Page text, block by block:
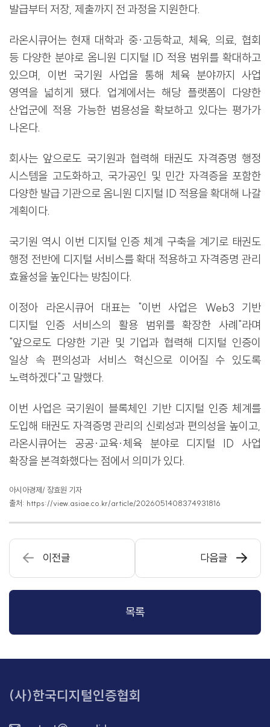
발급부터 저장, 제출까지 전 과정을 지원한다.
라온시큐어는 현재 대학과 중·고등학교, 체육, 의료, 협회
등 다양한 분야로 옴니원 디지털 ID 적용 범위를 확대하고
있으며, 이번 국기원 사업을 통해 체육 분야까지 사업
영역을 넓히게 됐다. 업계에서는 해당 플랫폼이 다양한
산업군에 적용 가능한 범용성을 확보하고 있다는 평가가
나온다.
회사는 앞으로도 국기원과 협력해 태권도 자격증명 행정
시스템을 고도화하고, 국가공인 및 민간 자격증을 포함한
다양한 발급 기관으로 옴니원 디지털 ID 적용을 확대해 나갈
계획이다.
국기원 역시 이번 디지털 인증 체계 구축을 계기로 태권도
행정 전반에 디지털 서비스를 확대 적용하고 자격증명 관리
효율성을 높인다는 방침이다.
이정아 라온시큐어 대표는 "이번 사업은 Web3 기반
디지털 인증 서비스의 활용 범위를 확장한 사례"라며
"앞으로도 다양한 기관 및 기업과 협력해 디지털 인증이
일상 속 편의성과 서비스 혁신으로 이어질 수 있도록
노력하겠다"고 말했다.
이번 사업은 국기원이 블록체인 기반 디지털 인증 체계를
도입해 태권도 자격증명 관리의 신뢰성과 편의성을 높이고,
라온시큐어는 공공·교육·체육 분야로 디지털 ID 사업
확장을 본격화했다는 점에서 의미가 있다.
아시아경제/ 장효원 기자
출처: https://view.asiae.co.kr/article/2026051408374931816
이전글 다음글
목록
(사)한국디지털인증협회